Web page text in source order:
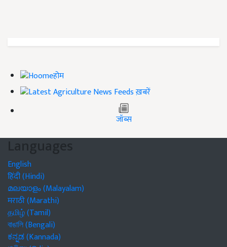
होम
ख़बरें
जॉब्स
Languages
English
हिंदी (Hindi)
മലയാളം (Malayalam)
मराठी (Marathi)
தமிழ் (Tamil)
বাঙালি (Bengali)
ಕನ್ನಡ (Kannada)